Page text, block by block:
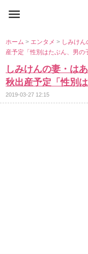
ホーム> エンタメ> しみけ
産予定「性別はたぶん、男の
しみけんの妻・は
秋出産予定「性別
2019-03-27 12:15